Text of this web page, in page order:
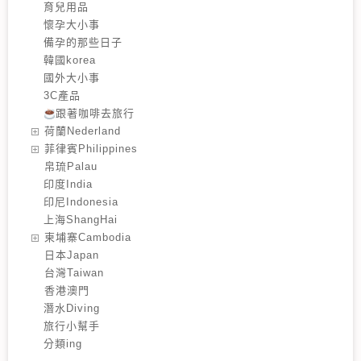
育兒用品
懷孕大小事
備孕的那些日子
韓國korea
國外大小事
3C產品
跟著咖啡去旅行
️荷蘭Nederland
️菲律賓Philippines
️帛琉Palau
印度India
印尼Indonesia
上海ShangHai
️柬埔寨Cambodia
️日本Japan
️台灣Taiwan
️香港澳門
潛水Diving
旅行小幫手
分類ing